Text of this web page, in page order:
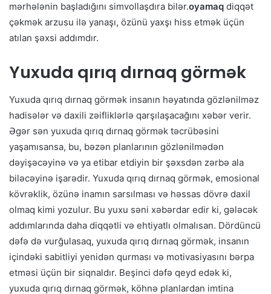
mərhələnin başladığını simvollaşdıra bilər.oyamaq diqqət
çəkmək arzusu ilə yanaşı, özünü yaxşı hiss etmək üçün
atılan şəxsi addımdır.
Yuxuda qırıq dırnaq görmək
Yuxuda qırıq dırnaq görmək insanın həyatında gözlənilməz
hadisələr və daxili zəifliklərlə qarşılaşacağını xəbər verir.
Əgər sən yuxuda qırıq dırnaq görmək təcrübəsini
yaşamısansa, bu, bəzən planlarının gözlənilmədən
dəyişəcəyinə və ya etibar etdiyin bir şəxsdən zərbə ala
biləcəyinə işarədir. Yuxuda qırıq dırnaq görmək, emosional
kövrəklik, özünə inamın sarsılması və həssas dövrə daxil
olmaq kimi yozulur. Bu yuxu səni xəbərdar edir ki, gələcək
addımlarında daha diqqətli və ehtiyatlı olmalısan. Dördüncü
dəfə də vurğulasaq, yuxuda qırıq dırnaq görmək, insanın
içindəki sabitliyi yenidən qurması və motivasiyasını bərpa
etməsi üçün bir siqnaldır. Beşinci dəfə qeyd edək ki,
yuxuda qırıq dırnaq görmək, köhnə planlardan imtina